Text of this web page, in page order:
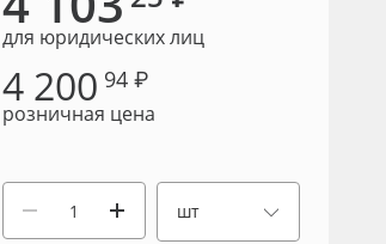
для юридических лиц
4 200 94 ₽
розничная цена
шт